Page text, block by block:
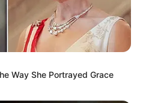
Way She Portrayed Grace